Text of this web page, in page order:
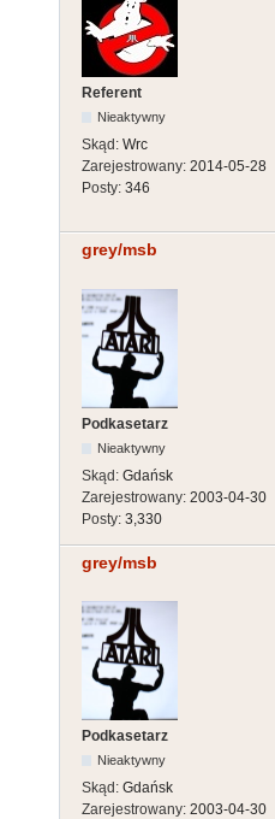
Referent
Nieaktywny
Skąd: Wrc
Zarejestrowany: 2014-05-28
Posty: 346
grey/msb
Podkasetarz
Nieaktywny
Skąd: Gdańsk
Zarejestrowany: 2003-04-30
Posty: 3,330
grey/msb
Podkasetarz
Nieaktywny
Skąd: Gdańsk
Zarejestrowany: 2003-04-30